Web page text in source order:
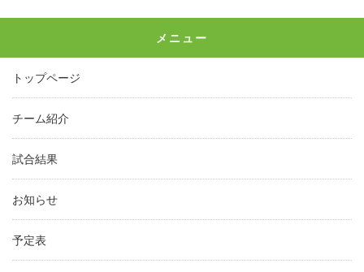
メニュー
トップページ
チーム紹介
試合結果
お知らせ
予定表